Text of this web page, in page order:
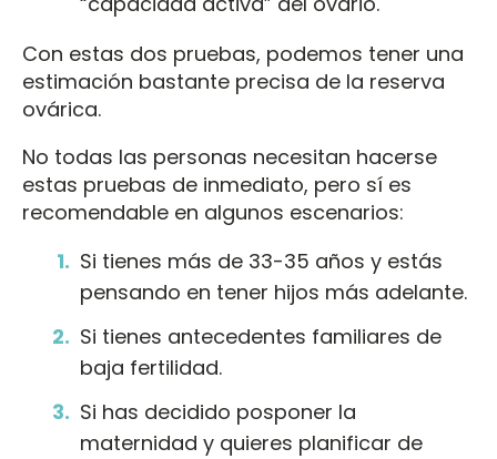
Con estas dos pruebas, podemos tener una
estimación bastante precisa de la reserva
ovárica.
No todas las personas necesitan hacerse
estas pruebas de inmediato, pero sí es
recomendable en algunos escenarios:
Si tienes más de 33-35 años y estás
pensando en tener hijos más adelante.
Si tienes antecedentes familiares de
baja fertilidad.
Si has decidido posponer la
maternidad y quieres planificar de